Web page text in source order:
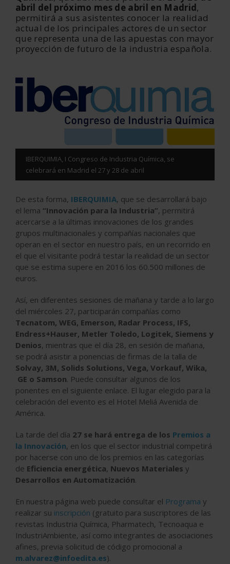
abril del próximo mes de abril en Madrid,
permitirá a sus asistentes conocer la realidad
actual de los principales actores de un sector
que representa una de las apuestas con mayor
proyección de futuro de la industria española.
IBERQUIMIA, I Congreso de Industria Química, se
celebrará en Madrid el 27 y 28 de abril
De esta forma, IBERQUIMIA, que se desarrollará bajo
el lema “Innovación para la Industria”, permitirá
acercarse a la últimas innovaciones de los grandes
grupos multinacionales y compañías nacionales que
operan en el sector en nuestro país, en un recorrido en
el que el visitante podrá testar la realidad de un sector
que se estima supere en 2016 los 60.500 millones de
euros.
Así, en diferentes sesiones de mañana y tarde a lo largo
del miércoles 27, participarán compañías como
Tecnatom, WEG, Emerson, Radar Process, IFS,
Endress+Hauser, Metler Toledo, Logitek, Siemens y
Denios, mientras que el día 28, en sesión de mañana,
se podrá asistir a ponencias de firmas de la talla de
Solvay, 3M, Solids Solutions, Vega, Vorkauf, Wika,
GE o Samson. Puede consultar algunos de los
ponentes en el siguiente enlace. El lugar elegido para la
celebración del evento es el Hotel Meliá Avenida de
América.
La tarde del día 27 se hará entrega de los Premios a
la Innovación, en los que el sector industrial competirá
por hacerse con uno de los premios en las categorías
de Eficiencia energética, Nuevos Materiales y
Desarrollos en Automatización.
En nuestra página web puede consultar el Programa y
realizar su inscripción (gratuito para suscriptores de las
revistas Industria Química, Pharmatech, Tecnoaqua e
IndustriAmbiente, así como integrantes de asociaciones
afines, previa solicitud de código promocional a
m.alvarez@infoedita.es).